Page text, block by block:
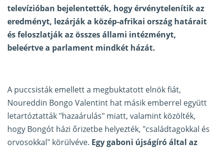
televízióban bejelentették, hogy érvénytelenítik az
eredményt, lezárják a közép-afrikai ország határait
és feloszlatják az összes állami intézményt,
beleértve a parlament mindkét házát.
A puccsisták emellett a megbuktatott elnök fiát,
Noureddin Bongo Valentint hat másik emberrel együtt
letartóztatták "hazaárulás" miatt, valamint közölték,
hogy Bongót házi őrizetbe helyezték, "családtagokkal és
orvosokkal" körülvéve. Egy gaboni újságíró által az